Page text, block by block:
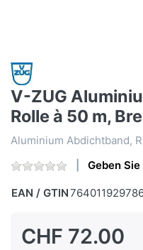
V-ZUG
Rolle à 50 m,
Aluminium Abdichtband,
Geben
EAN / GTIN
CHF 72.00